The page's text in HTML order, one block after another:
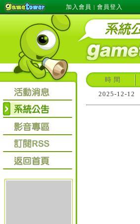
加入會員 | 會員登入
時 間
2025-12-12